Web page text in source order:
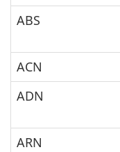
ABS
ACN
ADN
ARN